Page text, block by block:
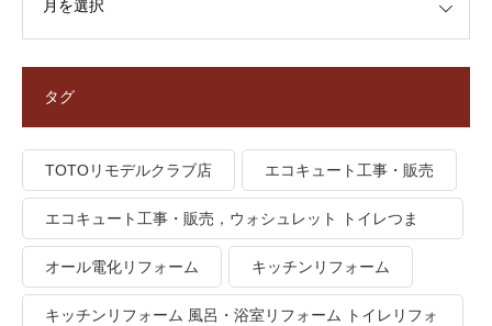
タグ
TOTOリモデルクラブ店 エコキュート工事・販売
エコキュート工事・販売，ウォシュレット トイレつま
り、トイレ水漏れ
オール電化リフォーム キッチンリフォーム
キッチンリフォーム 風呂・浴室リフォーム トイレリフォ